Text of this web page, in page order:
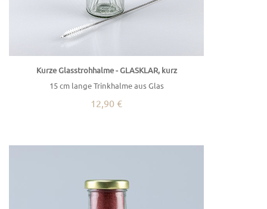
Kurze Glasstrohhalme - GLASKLAR, kurz
15 cm lange Trinkhalme aus Glas
12,90 €